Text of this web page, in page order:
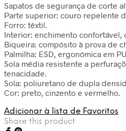
Sapatos de segurança de corte
Parte superior: couro repelente
Forro: têxtil.
Interior: enchimento confortável,
Biqueira: compósito à prova de
Palmilha: ESD, ergonómica em
Sola média resistente a
tenacidade.
Sola: poliuretano de dupla
Cor: preto, cinzento e vermelho.
Adicionar à lista de Favoritos
Share this product